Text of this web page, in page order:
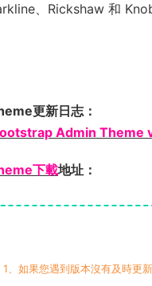
、Rickshaw 和
更新日志：
Admin Theme
下載地址：
、如果您遇到版本沒有及時